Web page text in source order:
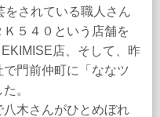
されている職人さん
５４０という店舗を
店、そして、昨
門前仲町に「ななツ
。
木さんがひとめぼれ